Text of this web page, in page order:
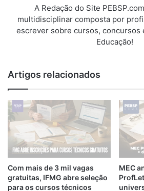
A Redação do Site
multidisciplinar composta por
escrever sobre cursos, concursos
Educação!
Artigos relacionados
Com mais de 3 mil vagas
gratuitas, IFMG abre seleção
para os cursos técnicos
MEC